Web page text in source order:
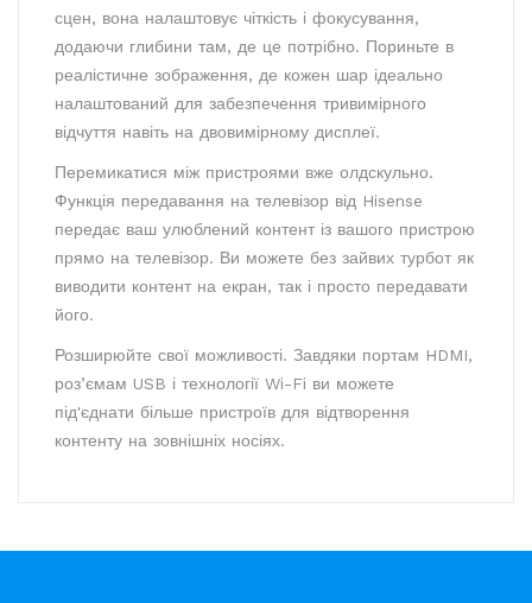
сцен, вона налаштовує чіткість і фокусування,
додаючи глибини там, де це потрібно. Пориньте в
реалістичне зображення, де кожен шар ідеально
налаштований для забезпечення тривимірного
відчуття навіть на двовимірному дисплеї.
Перемикатися між пристроями вже олдскульно.
Функція передавання на телевізор від Hisense
передає ваш улюблений контент із вашого пристрою
прямо на телевізор. Ви можете без зайвих турбот як
виводити контент на екран, так і просто передавати
його.
Розширюйте свої можливості. Завдяки портам HDMI,
роз’ємам USB і технології Wi-Fi ви можете
під'єднати більше пристроїв для відтворення
контенту на зовнішніх носіях.